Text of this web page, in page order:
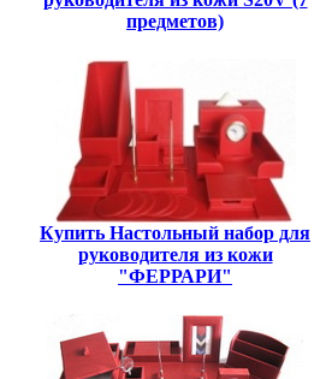
предметов)
Купить Настольный набор для
руководителя из кожи
"ФЕРРАРИ"